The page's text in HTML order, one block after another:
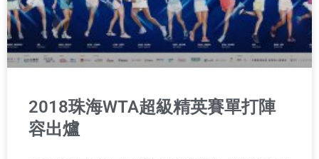
2018珠海WTA超級精英賽單打陣
容出爐